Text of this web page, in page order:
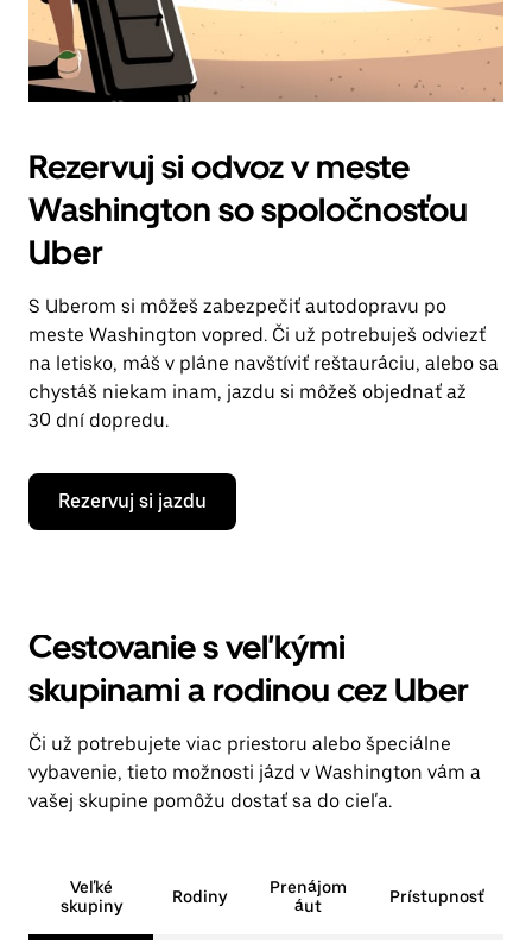
Rezervuj si odvoz v meste
Washington so spoločnosťou
Uber
S Uberom si môžeš zabezpečiť autodopravu po
meste Washington vopred. Či už potrebuješ odviezť
na letisko, máš v pláne navštíviť reštauráciu, alebo sa
chystáš niekam inam, jazdu si môžeš objednať až
30 dní dopredu.
Rezervuj si jazdu
Cestovanie s veľkými
skupinami a rodinou cez Uber
Či už potrebujete viac priestoru alebo špeciálne
vybavenie, tieto možnosti jázd v Washington vám a
vašej skupine pomôžu dostať sa do cieľa.
Veľké
skupiny
Rodiny
Prenájom
áut
Prístupnosť